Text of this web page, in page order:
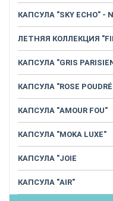
КАПСУЛА "SKY ECHO" -
ЛЕТНЯЯ КОЛЛЕКЦИЯ
КАПСУЛА "GRIS
КАПСУЛА "ROSE
КАПСУЛА "AMOUR FOU"
КАПСУЛА "MOKA LUXE"
КАПСУЛА "JOIE
КАПСУЛА "AIR"